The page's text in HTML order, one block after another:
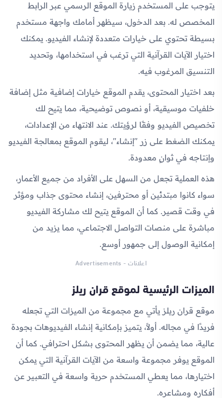
يتوجب على المستخدم زيارة الموقع الرسمي عبر الرابط
المخصص له. بعد الدخول، سيظهر أمامك واجهة مستخدم
بسيطة تحتوي على خيارات متعددة لإنشاء الفيديو. يمكنك
اختيار الآيات القرآنية التي ترغب في استخدامها، وتحديد
التنسيق المرغوب فيه.
بعد اختيار المحتوى، يقدم الموقع خيارات إضافية مثل إضافة
خلفيات موسيقية، أو نصوص توضيحية، مما يتيح لك
تخصيص الفيديو وفقًا لرؤيتك. عند الانتهاء من الإعدادات،
يمكنك الضغط على زر "إنشاء"، ليقوم الموقع بمعالجة الفيديو
وإنتاجه في ثوانٍ معدودة.
هذه العملية تجعل من السهل على الأفراد من جميع الأعمار،
سواء كانوا مبتدئين أو محترفين، إنشاء محتوى جذاب ومؤثر
في وقت قصير. كما أن الموقع يتيح لك مشاركة الفيديو
مباشرة على منصات التواصل الاجتماعي، مما يزيد من
إمكانية الوصول إلى جمهور أوسع.
اعلانات - Advertisements
الميزات الرئيسية لموقع قران ريلز
موقع قران ريلز يأتي مع مجموعة من الميزات التي تجعله
فريدًا في مجاله. أولاً، يتميز بإمكانية إنشاء الفيديوهات بجودة
عالية، مما يضمن أن يظهر المحتوى بشكل احترافي. كما أن
الموقع يوفر مجموعة واسعة من الآيات القرآنية التي يمكن
اختيارها، مما يعطي المستخدم حرية واسعة في التعبير عن
أفكاره ومشاعره.